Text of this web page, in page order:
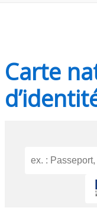
Carte